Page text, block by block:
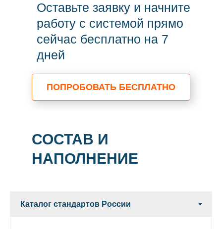
Оставьте заявку и начните
работу с системой прямо
сейчас бесплатно на 7
дней
ПОПРОБОВАТЬ БЕСПЛАТНО
СОСТАВ И
НАПОЛНЕНИЕ